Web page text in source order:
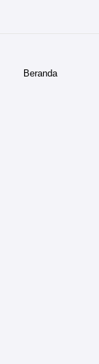
Beranda